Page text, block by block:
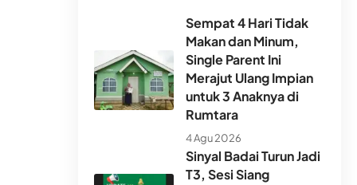
Sempat 4 Hari Tidak
Makan dan Minum,
Single Parent Ini
Merajut Ulang Impian
untuk 3 Anaknya di
Rumtara
4 Agu 2026
Sinyal Badai Turun Jadi
T3, Sesi Siang